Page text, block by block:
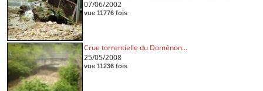
07/06/2002
vue 11776 fois
Crue torrentielle du Doménon...
25/05/2008
vue 11236 fois